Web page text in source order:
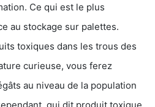
Ce qui est le plus
au stockage sur palettes.
toxiques dans les trous des
curieuse, vous ferez
au niveau de la population
qui dit produit toxique